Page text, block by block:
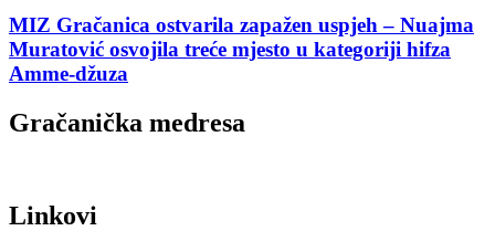
MIZ Gračanica ostvarila zapažen uspjeh – Nuajma
Muratović osvojila treće mjesto u kategoriji hifza
Amme-džuza
Gračanička medresa
Linkovi